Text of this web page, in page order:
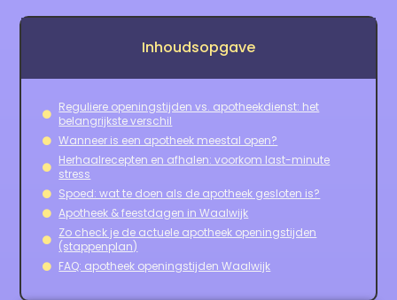
Inhoudsopgave
Reguliere openingstijden vs. apotheekdienst: het
belangrijkste verschil
Wanneer is een apotheek meestal open?
Herhaalrecepten en afhalen: voorkom last-minute
stress
Spoed: wat te doen als de apotheek gesloten is?
Apotheek & feestdagen in Waalwijk
Zo check je de actuele apotheek openingstijden
(stappenplan)
FAQ: apotheek openingstijden Waalwijk